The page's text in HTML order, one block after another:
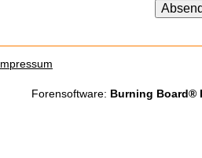
Impressum
Forensoftware: Burning Board®